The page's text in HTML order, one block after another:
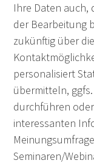
Ihre Daten auch,
der Bearbeitung
zukünftig über
personalisiert
übermitteln,
durchführen
interessanten
Seminaren/